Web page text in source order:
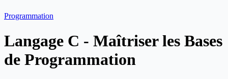
Programmation
Langage C - Maîtriser les Bases
de Programmation